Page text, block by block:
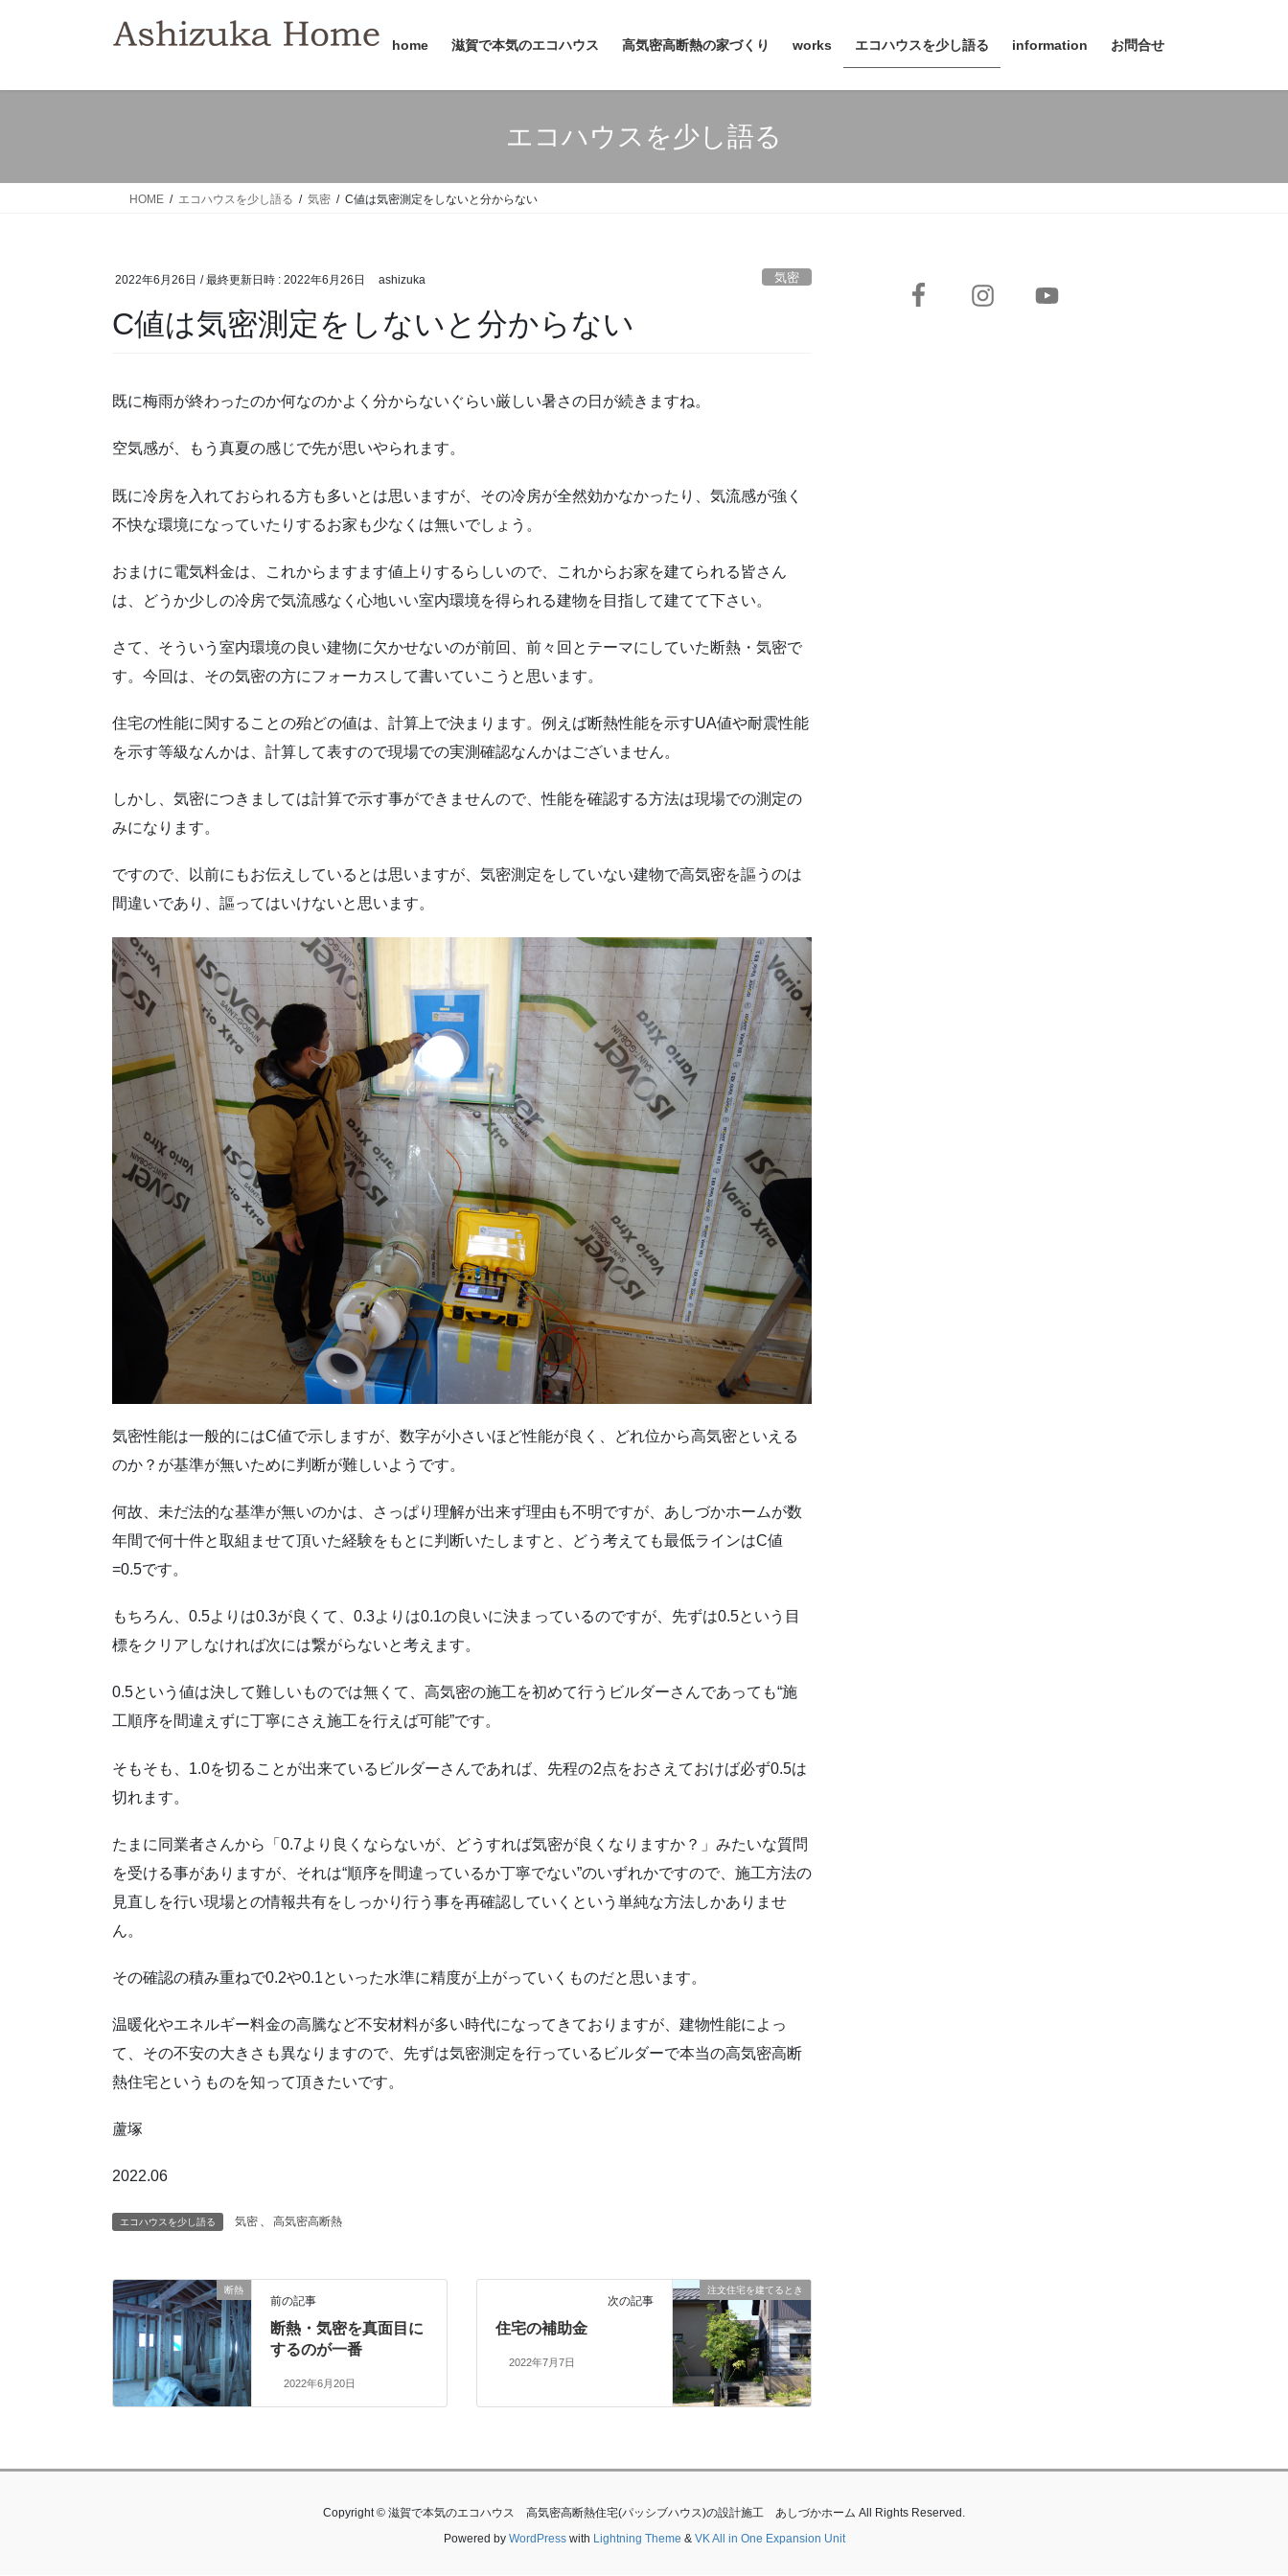
home 滋賀で本気のエコハウス 高気密高断熱の家づくり works エコハウスを少し語る information お問合せ
エコハウスを少し語る
HOME エコハウスを少し語る 気密 C値は気密測定をしないと分からない
2022年6月26日 / 最終更新日時 : 2022年6月26日 ashizuka 気密
C値は気密測定をしないと分からない
既に梅雨が終わったのか何なのかよく分からないぐらい厳しい暑さの日が続きますね。
空気感が、もう真夏の感じで先が思いやられます。
既に冷房を入れておられる方も多いとは思いますが、その冷房が全然効かなかったり、気流感が強く
不快な環境になっていたりするお家も少なくは無いでしょう。
おまけに電気料金は、これからますます値上りするらしいので、これからお家を建てられる皆さん
は、どうか少しの冷房で気流感なく心地いい室内環境を得られる建物を目指して建てて下さい。
さて、そういう室内環境の良い建物に欠かせないのが前回、前々回とテーマにしていた断熱・気密で
す。今回は、その気密の方にフォーカスして書いていこうと思います。
住宅の性能に関することの殆どの値は、計算上で決まります。例えば断熱性能を示すUA値や耐震性能
を示す等級なんかは、計算して表すので現場での実測確認なんかはございません。
しかし、気密につきましては計算で示す事ができませんので、性能を確認する方法は現場での測定の
みになります。
ですので、以前にもお伝えしているとは思いますが、気密測定をしていない建物で高気密を謳うのは
間違いであり、謳ってはいけないと思います。
気密性能は一般的にはC値で示しますが、数字が小さいほど性能が良く、どれ位から高気密といえる
のか？が基準が無いために判断が難しいようです。
何故、未だ法的な基準が無いのかは、さっぱり理解が出来ず理由も不明ですが、あしづかホームが数
年間で何十件と取組ませて頂いた経験をもとに判断いたしますと、どう考えても最低ラインはC値
=0.5です。
もちろん、0.5よりは0.3が良くて、0.3よりは0.1の良いに決まっているのですが、先ずは0.5という目
標をクリアしなければ次には繋がらないと考えます。
0.5という値は決して難しいものでは無くて、高気密の施工を初めて行うビルダーさんであっても“施
工順序を間違えずに丁寧にさえ施工を行えば可能”です。
そもそも、1.0を切ることが出来ているビルダーさんであれば、先程の2点をおさえておけば必ず0.5は
切れます。
たまに同業者さんから「0.7より良くならないが、どうすれば気密が良くなりますか？」みたいな質問
を受ける事がありますが、それは“順序を間違っているか丁寧でない”のいずれかですので、施工方法の
見直しを行い現場との情報共有をしっかり行う事を再確認していくという単純な方法しかありませ
ん。
その確認の積み重ねで0.2や0.1といった水準に精度が上がっていくものだと思います。
温暖化やエネルギー料金の高騰など不安材料が多い時代になってきておりますが、建物性能によっ
て、その不安の大きさも異なりますので、先ずは気密測定を行っているビルダーで本当の高気密高断
熱住宅というものを知って頂きたいです。
蘆塚
2022.06
エコハウスを少し語る 気密 高気密高断熱
断熱
前の記事
断熱・気密を真面目に
するのが一番
2022年6月20日
注文住宅を建てるとき
次の記事
住宅の補助金
2022年7月7日
Copyright © 滋賀で本気のエコハウス 高気密高断熱住宅(パッシブハウス)の設計施工 あしづかホーム All Rights Reserved.
Powered by WordPresswith Lightning Theme & VK All in One Expansion Unit